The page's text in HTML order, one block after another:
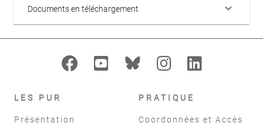
Documents en téléchargement keyboard_arrow_down
LES PUR
Présentation
PRATIQUE
Coordonnées et Accès